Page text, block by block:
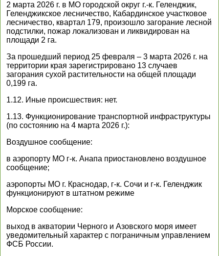
2 марта 2026 г. в МО городской округ г.-к. Геленджик,
Геленджикское лесничество, Кабардинское участковое
лесничество, квартал 179, произошло загорание лесной
подстилки, пожар локализован и ликвидирован на
площади 2 га.
За прошедший период 25 февраля – 3 марта 2026 г. на
территории края зарегистрировано 13 случаев
загорания сухой растительности на общей площади
0,199 га.
1.12. Иные происшествия: нет.
1.13. Функционирование транспортной инфраструктуры
(по состоянию на 4 марта 2026 г.):
Воздушное сообщение:
в аэропорту МО г-к. Анапа приостановлено воздушное
сообщение;
аэропорты МО г. Краснодар, г-к. Сочи и г-к. Геленджик
функционируют в штатном режиме
Морское сообщение:
выход в акватории Черного и Азовского моря имеет
уведомительный характер с пограничным управлением
ФСБ России.